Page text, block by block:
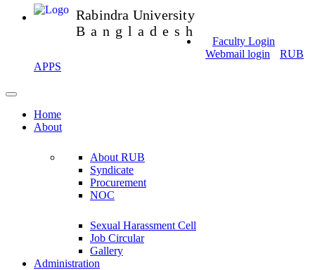
Rabindra University
Bangladesh
Faculty Login
Webmail login
RUB
APPS
Home
About
About RUB
Syndicate
Procurement
NOC
Sexual Harassment Cell
Job Circular
Gallery
Administration